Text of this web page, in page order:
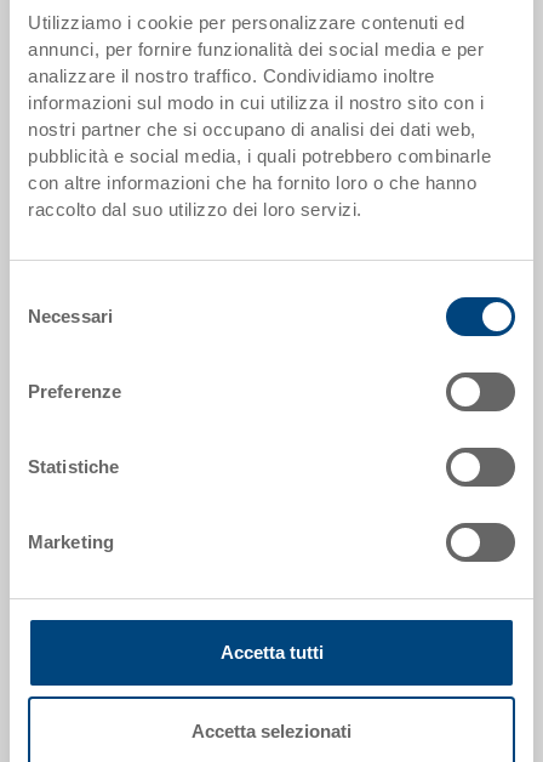
Utilizziamo i cookie per personalizzare contenuti ed
annunci, per fornire funzionalità dei social media e per
analizzare il nostro traffico. Condividiamo inoltre
informazioni sul modo in cui utilizza il nostro sito con i
nostri partner che si occupano di analisi dei dati web,
pubblicità e social media, i quali potrebbero combinarle
con altre informazioni che ha fornito loro o che hanno
raccolto dal suo utilizzo dei loro servizi.
delNecessari
Preferenze
Statistiche
Marketing
Accetta tutti
Accetta selezionati
da 50 pezzi CHF 15.90
da 100 pezzi CHF 14.55
da 250 pezzi CHF 12.60
Codice
Dimensioni esterne: